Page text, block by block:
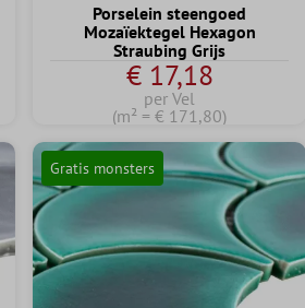
Porselein steengoed
Mozaïektegel Hexagon
Straubing Grijs
€ 17,18
per Vel
(m² = € 171,80)
Gratis monsters